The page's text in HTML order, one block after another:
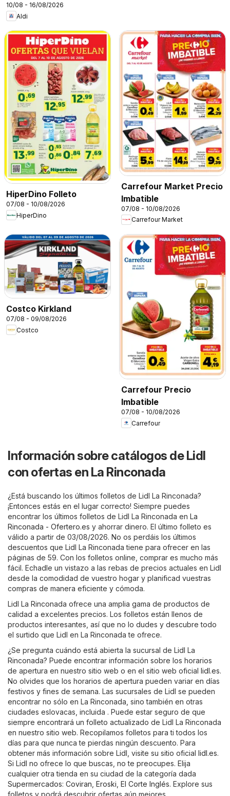
10/08 - 16/08/2026
Aldi
HiperDino Folleto
07/08 - 10/08/2026
HiperDino
Carrefour Market Precio
Imbatible
07/08 - 10/08/2026
Carrefour Market
Costco Kirkland
07/08 - 09/08/2026
Costco
Carrefour Precio
Imbatible
07/08 - 10/08/2026
Carrefour
Información sobre catálogos de Lidl
con ofertas en La Rinconada
¿Está buscando los últimos folletos de Lidl La Rinconada?
¡Entonces estás en el lugar correcto! Siempre puedes
encontrar los últimos folletos de Lidl La Rinconada en La
Rinconada - Ofertero.es y ahorrar dinero. El último folleto es
válido a partir de 03/08/2026. No os perdáis los últimos
descuentos que Lidl La Rinconada tiene para ofrecer en las
páginas de 59. Con los folletos online, comprar es mucho más
fácil. Echadle un vistazo a las rebas de precios actuales en Lidl
desde la comodidad de vuestro hogar y planificad vuestras
compras de manera eficiente y cómoda.
Lidl La Rinconada ofrece una amplia gama de productos de
calidad a excelentes precios. Los folletos están llenos de
productos interesantes, así que no lo dudes y descubre todo
el surtido que Lidl en La Rinconada te ofrece.
¿Se pregunta cuándo está abierta la sucursal de Lidl La
Rinconada? Puede encontrar información sobre los horarios
de apertura en nuestro sitio web o en el sitio web oficial lidl.es.
No olvides que los horarios de apertura pueden variar en días
festivos y fines de semana. Las sucursales de Lidl se pueden
encontrar no sólo en La Rinconada, sino también en otras
ciudades eslovacas, incluida . Puede estar seguro de que
siempre encontrará un folleto actualizado de Lidl La Rinconada
en nuestro sitio web. Recopilamos folletos para ti todos los
días para que nunca te pierdas ningún descuento. Para
obtener más información sobre Lidl, visite su sitio oficial lidl.es.
Si Lidl no ofrece lo que buscas, no te preocupes. Elija
cualquier otra tienda en su ciudad de la categoría dada
Supermercados: Coviran Eroski El Corte Inglés. Explore sus